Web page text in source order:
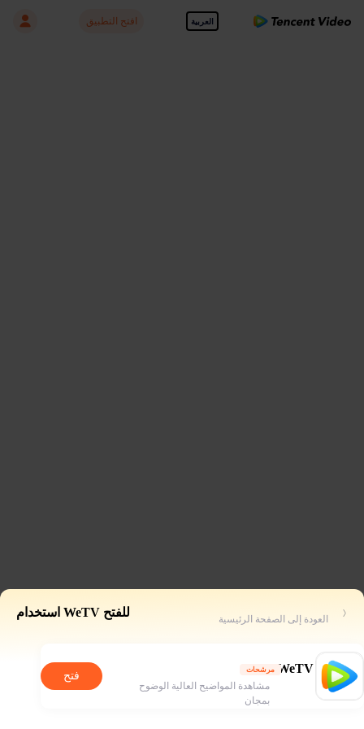
العربية افتح التطبيق
للفتح WeTV استخدام العودة إلى الصفحة الرئيسية
WeTV مرشحات
مشاهدة المواضيح العالية الوضوح
بمجان
فتح